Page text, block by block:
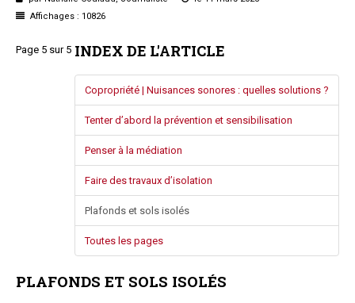
Questions/réponses
Copro. en difficulté
Formez-vous !
Parole d'experts*
Affichages : 10826
INDEX DE L'ARTICLE
Copropriété | Nuisances sonores : quelles solutions ?
Tenter d’abord la prévention et sensibilisation
Penser à la médiation
Faire des travaux d’isolation
Plafonds et sols isolés
Toutes les pages
Page 5 sur 5
PLAFONDS ET SOLS ISOLÉS